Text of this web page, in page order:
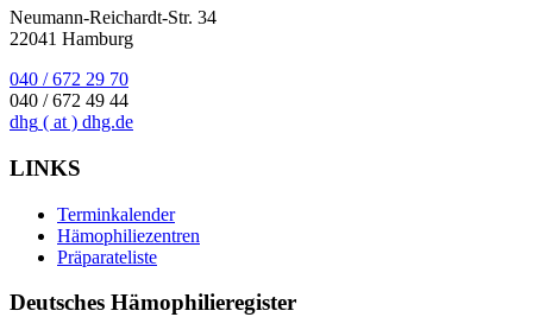
Neumann-Reichardt-Str. 34
22041 Hamburg
040 / 672 29 70
040 / 672 49 44
dhg ( at ) dhg.de
LINKS
Terminkalender
Hämophiliezentren
Präparateliste
Deutsches Hämophilieregister